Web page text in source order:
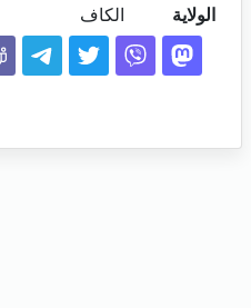
الولاية الكاف